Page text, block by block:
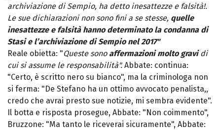
archiviazione di Sempio, ha detto inesattezze e falsità!.
Le sue dichiarazioni non sono fini a se stesse, quelle
inesattezze e falsità hanno determinato la condanna di
Stasi e l’archiviazione di Sempio nel 2017"
Reale obietta: "Queste sono affermazioni molto gravidi
cui si assume le responsabilità". Abbate: continua:
"Certo, è scritto nero su bianco", ma la criminologa non
si ferma: "De Stefano ha un ottimo avvocato penalista,,
credo che avrai presto sue notizie, mi sembra evidente".
Il botta e risposta prosegue, Abbate: "Non coimmento",
Bruzzone: "Ma tanto le riceverai sicuramente", Abbate: